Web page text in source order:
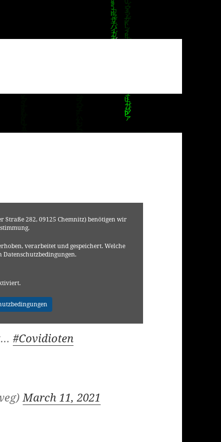
282, 09125 Chemnitz) benötigen wir
verarbeitet und gespeichert. Welche
Datenschutzbedingungen.
#Covidioten
March 11, 2021